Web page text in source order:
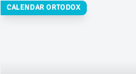
CALENDAR ORTODOX